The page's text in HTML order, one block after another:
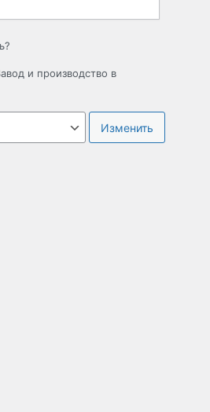
и производство в